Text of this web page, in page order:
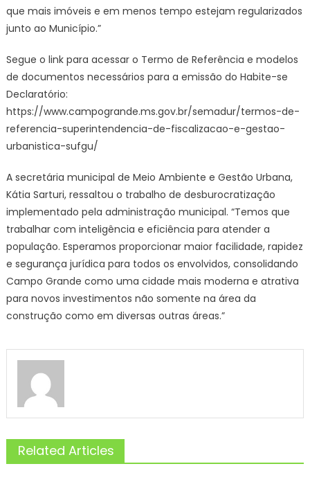
que mais imóveis e em menos tempo estejam regularizados
junto ao Município.”
Segue o link para acessar o Termo de Referência e modelos
de documentos necessários para a emissão do Habite-se
Declaratório:
https://www.campogrande.ms.gov.br/semadur/termos-de-
referencia-superintendencia-de-fiscalizacao-e-gestao-
urbanistica-sufgu/
A secretária municipal de Meio Ambiente e Gestão Urbana,
Kátia Sarturi, ressaltou o trabalho de desburocratização
implementado pela administração municipal. “Temos que
trabalhar com inteligência e eficiência para atender a
população. Esperamos proporcionar maior facilidade, rapidez
e segurança jurídica para todos os envolvidos, consolidando
Campo Grande como uma cidade mais moderna e atrativa
para novos investimentos não somente na área da
construção como em diversas outras áreas.”
Related Articles